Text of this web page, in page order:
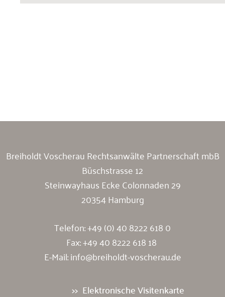
Breiholdt Voscherau Rechtsanwälte Partnerschaft mbB
Büschstrasse 12
Steinwayhaus Ecke Colonnaden 29
20354 Hamburg
Telefon:+49 (0) 40 8222 618 0
Fax: +49 40 8222 618 18
E-Mail:info@breiholdt-voscherau.de
Elektronische Visitenkarte